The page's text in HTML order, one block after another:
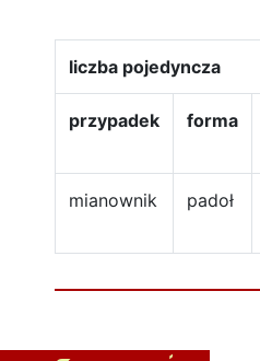
liczba pojedyncza
przypadek forma
mianownik padoł